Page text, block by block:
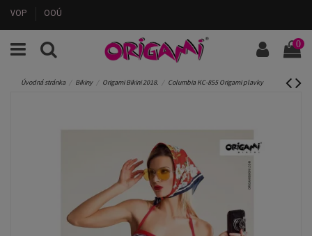
VOP OOÚ
0
Úvodná stránka Bikiny Origami Bikini 2018. Columbia KC-855 Origami plavky